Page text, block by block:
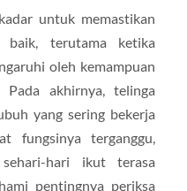
untuk memastikan
baik, terutama ketika
oleh kemampuan
Pada akhirnya, telinga
yang sering bekerja
fungsinya terganggu,
hari ikut terasa
pentingnya periksa